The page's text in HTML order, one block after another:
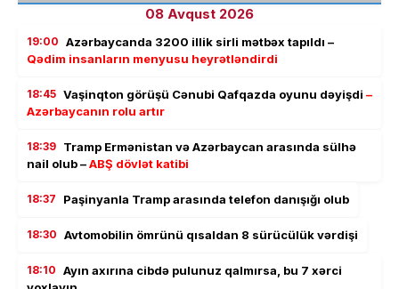
08 Avqust 2026
19:00 Azərbaycanda 3200 illik sirli mətbəx tapıldı –
Qədim insanların menyusu heyrətləndirdi
18:45 Vaşinqton görüşü Cənubi Qafqazda oyunu dəyişdi –
Azərbaycanın rolu artır
18:39 Tramp Ermənistan və Azərbaycan arasında sülhə
nail olub –ABŞ dövlət katibi
18:37 Paşinyanla Tramp arasında telefon danışığı olub
18:30 Avtomobilin ömrünü qısaldan 8 sürücülük vərdişi
18:10 Ayın axırına cibdə pulunuz qalmırsa, bu 7 xərci